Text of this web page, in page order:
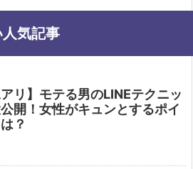
気記事
アリ】モテる男のLINEテクニッ
開！女性がキュンとするポイ
？